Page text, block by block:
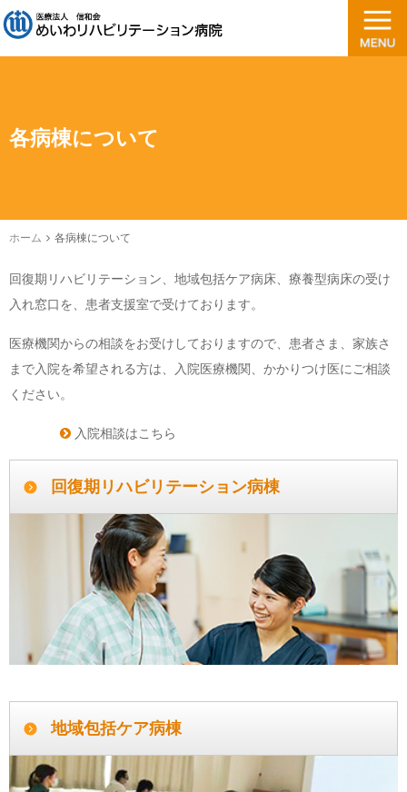
各病棟について
ホーム 各病棟について
回復期リハビリテーション、地域包括ケア病床、療養型病床の受け
入れ窓口を、患者支援室で受けております。
医療機関からの相談をお受けしておりますので、患者さま、家族さ
まで入院を希望される方は、入院医療機関、かかりつけ医にご相談
ください。
入院相談はこちら
回復期リハビリテーション病棟
地域包括ケア病棟